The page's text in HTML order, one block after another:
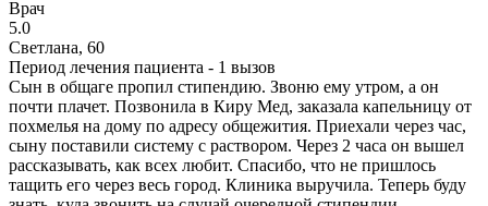
Врач
5.0
Светлана, 60
Период лечения пациента - 1 вызов
Сын в общаге пропил стипендию. Звоню ему утром, а он
почти плачет. Позвонила в Киру Мед, заказала капельницу от
похмелья на дому по адресу общежития. Приехали через час,
сыну поставили систему с раствором. Через 2 часа он вышел
рассказывать, как всех любит. Спасибо, что не пришлось
тащить его через весь город. Клиника выручила. Теперь буду